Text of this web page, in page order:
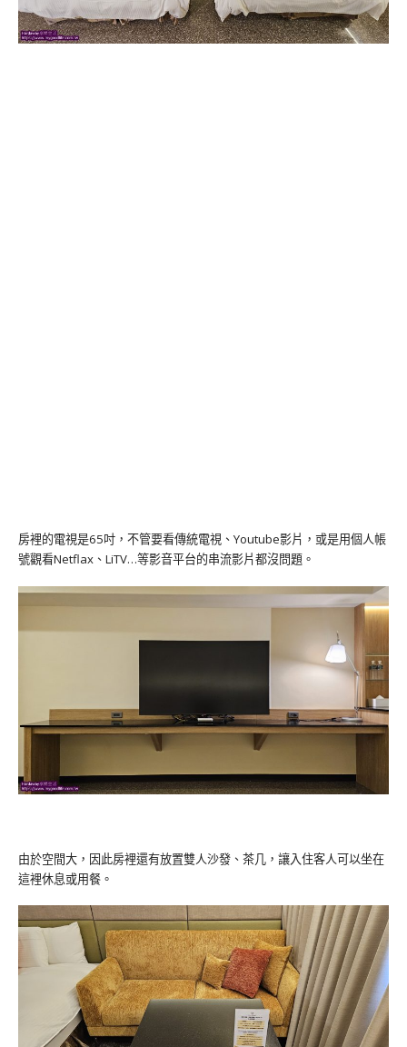
房裡的電視是65吋，不管要看傳統電視、Youtube影片，或是用個人帳
號觀看Netflax、LiTV…等影音平台的串流影片都沒問題。
由於空間大，因此房裡還有放置雙人沙發、茶几，讓入住客人可以坐在
這裡休息或用餐。